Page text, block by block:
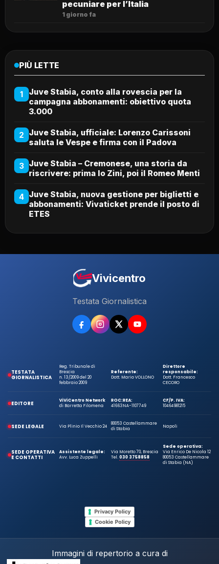
pecuniare per l’Italia
1 giorno fa
PIÙ LETTE
1
Juve Stabia, conto alla rovescia per la
campagna abbonamenti: obiettivo quota
3.000
2 Juve Stabia, ufficiale: Lorenzo Carissoni
saluta le Vespe e firma con il Padova
3 Juve Stabia – Cremonese, una storia da
riscrivere: prima lo Zini, poi il Romeo Menti
4 Juve Stabia, nuova gestione per biglietti e
abbonamenti: Vivaticket prende il posto di
ETES
Vivicentro
Testata Giornalistica
TESTATA
GIORNALISTICA
Reg. Tribunale di
Brescia
n. 13/2009 del 20
febbraio 2009
Referente:
Dott. Mario VOLLONO
Direttore
responsabile:
Dott. Francesco
CECORO
EDITORE
ViViCentro Network
di Barretta Filomena
ROC:
41663
REA:
NA-1107749
CF/P. IVA:
10464981215
SEDE LEGALE Via Plinio Il Vecchio 24
80053 Castellammare
di Stabia
Napoli
SEDE OPERATIVA
E CONTATTI
Assistente legale:
Avv. Luca Zuppelli
Via Moretto 70, Brescia
Tel.030 3758858
Sede operativa:
Via Enrico De Nicola 12
80053 Castellammare
di Stabia (NA)
Privacy Policy
Cookie Policy
Immagini di repertorio a cura di